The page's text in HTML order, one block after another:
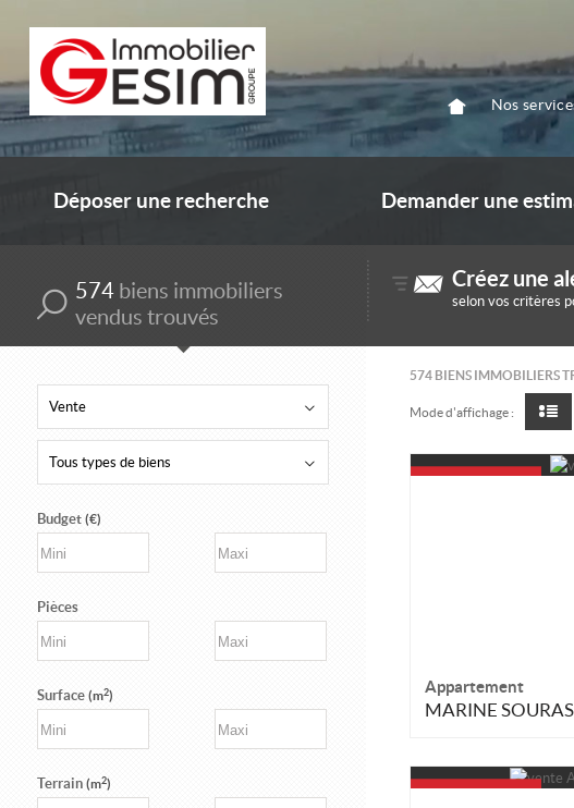
Nos
Déposer une recherche Demander une
574 biens immobiliers
vendus trouvés
Créez une
selon vos critères
Vente
Tous types de biens
Budget (€)
Pièces
Surface (m2)
Terrain (m2)
574 BIENS IMMOBILIERS
Mode d'affichage :
Appartement
MARINE